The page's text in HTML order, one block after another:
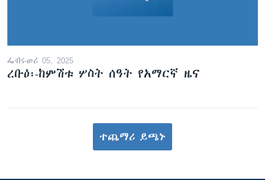
ፌብሩወሪ 05, 2025
ረቡዕ፡-ከምሽቱ ሦስት ሰዓት የአማርኛ ዜና
ተጨማሪ ይጫኑ